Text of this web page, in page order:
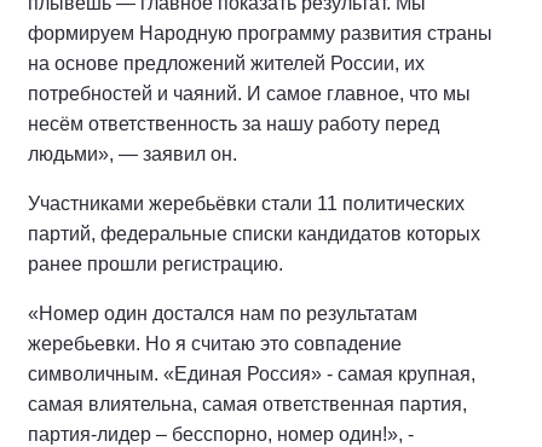
формируем Народную программу развития страны
на основе предложений жителей России, их
потребностей и чаяний. И самое главное, что мы
несём ответственность за нашу работу перед
людьми», — заявил он.
Участниками жеребьёвки стали 11 политических
партий, федеральные списки кандидатов которых
ранее прошли регистрацию.
«Номер один достался нам по результатам
жеребьевки. Но я считаю это совпадение
символичным. «Единая Россия» - самая крупная,
самая влиятельна, самая ответственная партия,
партия-лидер – бесспорно, номер один!», -